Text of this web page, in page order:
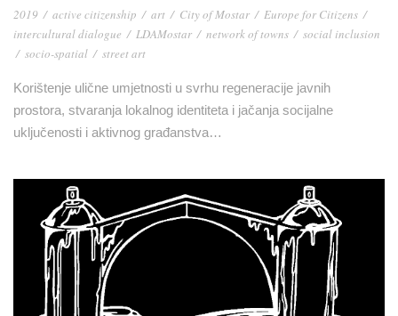
2019 / active citizenship / art / City of Mostar / Europe for Citizens /
intercultural dialogue / LDAMostar / network of towns / social inclusion
/ socio-spatial / street art
Korištenje ulične umjetnosti u svrhu regeneracije javnih
prostora, stvaranja lokalnog identiteta i jačanja socijalne
uključenosti i aktivnog građanstva…